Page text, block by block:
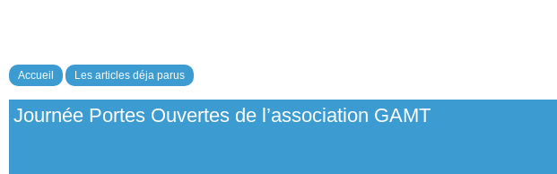
Accueil Les articles déja parus
Journée Portes Ouvertes de l’association GAMT